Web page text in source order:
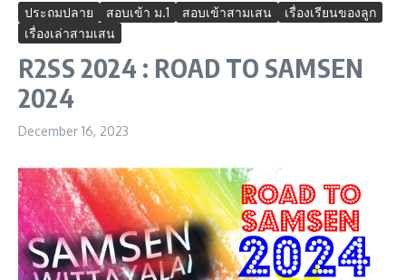
ประถมปลาย สอบเข้า ม.1 สอบเข้าสามเสน
เรื่องเรียนของลูก
เรื่องเล่าสามเสน
R2SS 2024 : ROAD TO SAMSEN
2024
December 16, 2023